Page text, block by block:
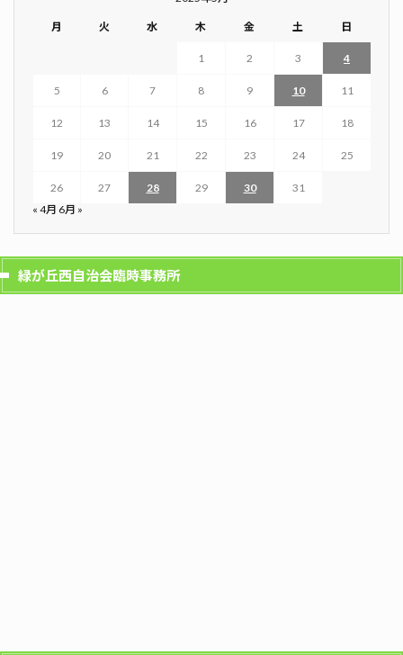
月 火 水 木 金 土 日
1 2 3 4
5 6 7 8 9 10 11
12 13 14 15 16 17 18
19 20 21 22 23 24 25
26 27 28 29 30
31
« 4月 6月 »
緑が丘西自治会臨時事務所